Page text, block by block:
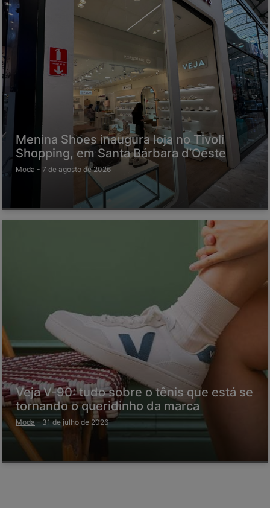
Menina Shoes inaugura loja no Tivoli
Shopping, em Santa Bárbara d’Oeste
Moda - 7 de agosto de 2026
Veja V-90: tudo sobre o tênis que está se
tornando o queridinho da marca
Moda - 31 de julho de 2026